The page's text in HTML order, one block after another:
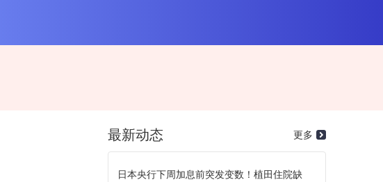
classes to
companies for
最新动态 更多
日本央行下周加息前突发变数！植田住院缺